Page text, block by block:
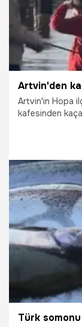
Artvin'in Hopa
kafesinden
26.12.2024
Türk somonu